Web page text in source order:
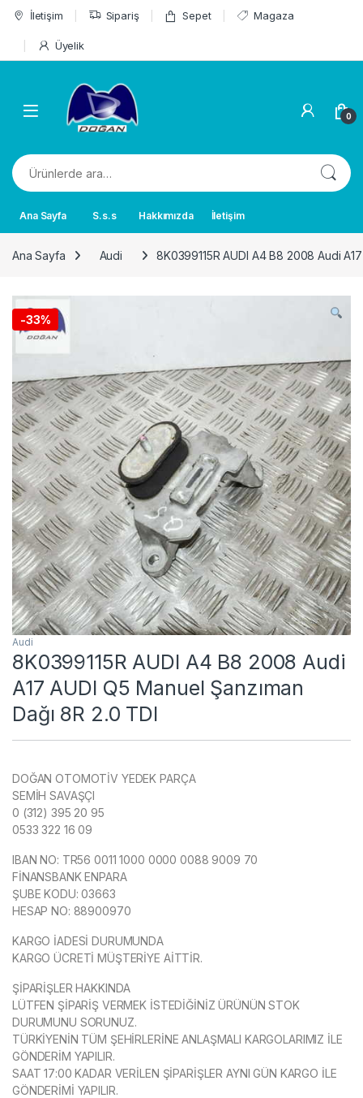
Skip to navigation
Skip to content
İletişim Sipariş Sepet Magaza
Üyelik
0
Ara:
Ana Sayfa S.s.s Hakkımızda İletişim
Ana Sayfa Audi 8K0399115R AUDI A4 B8 2008 Audi
-33%
Audi
8K0399115R AUDI A4 B8 2008 Audi
A17 AUDI Q5 Manuel Şanzıman
Dağı 8R 2.0 TDI
DOĞAN OTOMOTİV YEDEK PARÇA
SEMİH SAVAŞÇI
0 (312) 395 20 95
0533 322 16 09
IBAN NO: TR56 0011 1000 0000 0088 9009 70
FİNANSBANK ENPARA
ŞUBE KODU: 03663
HESAP NO: 88900970
KARGO İADESİ DURUMUNDA
KARGO ÜCRETİ MÜŞTERİYE AİTTİR.
ŞİPARİŞLER HAKKINDA
LÜTFEN ŞİPARİŞ VERMEK İSTEDİĞİNİZ ÜRÜNÜN STOK
DURUMUNU SORUNUZ.
TÜRKİYENİN TÜM ŞEHİRLERİNE ANLAŞMALI KARGOLARIMIZ İLE
GÖNDERİM YAPILIR.
SAAT 17:00 KADAR VERİLEN ŞİPARİŞLER AYNI GÜN KARGO İLE
GÖNDERİMİ YAPILIR.